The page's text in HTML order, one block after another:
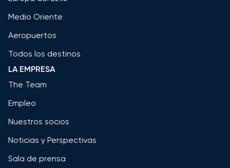
Medio Oriente
Aeropuertos
Todos los destinos
LA EMPRESA
The Team
Empleo
Nuestros socios
Noticias y Perspectivas
Sala de prensa